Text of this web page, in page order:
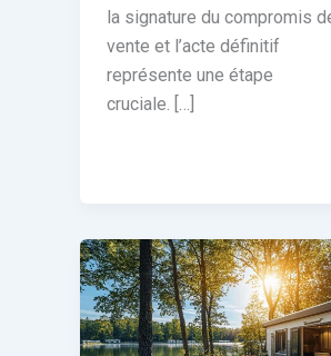
la signature du compromis
vente et l’acte définitif
représente une étape
cruciale. […]